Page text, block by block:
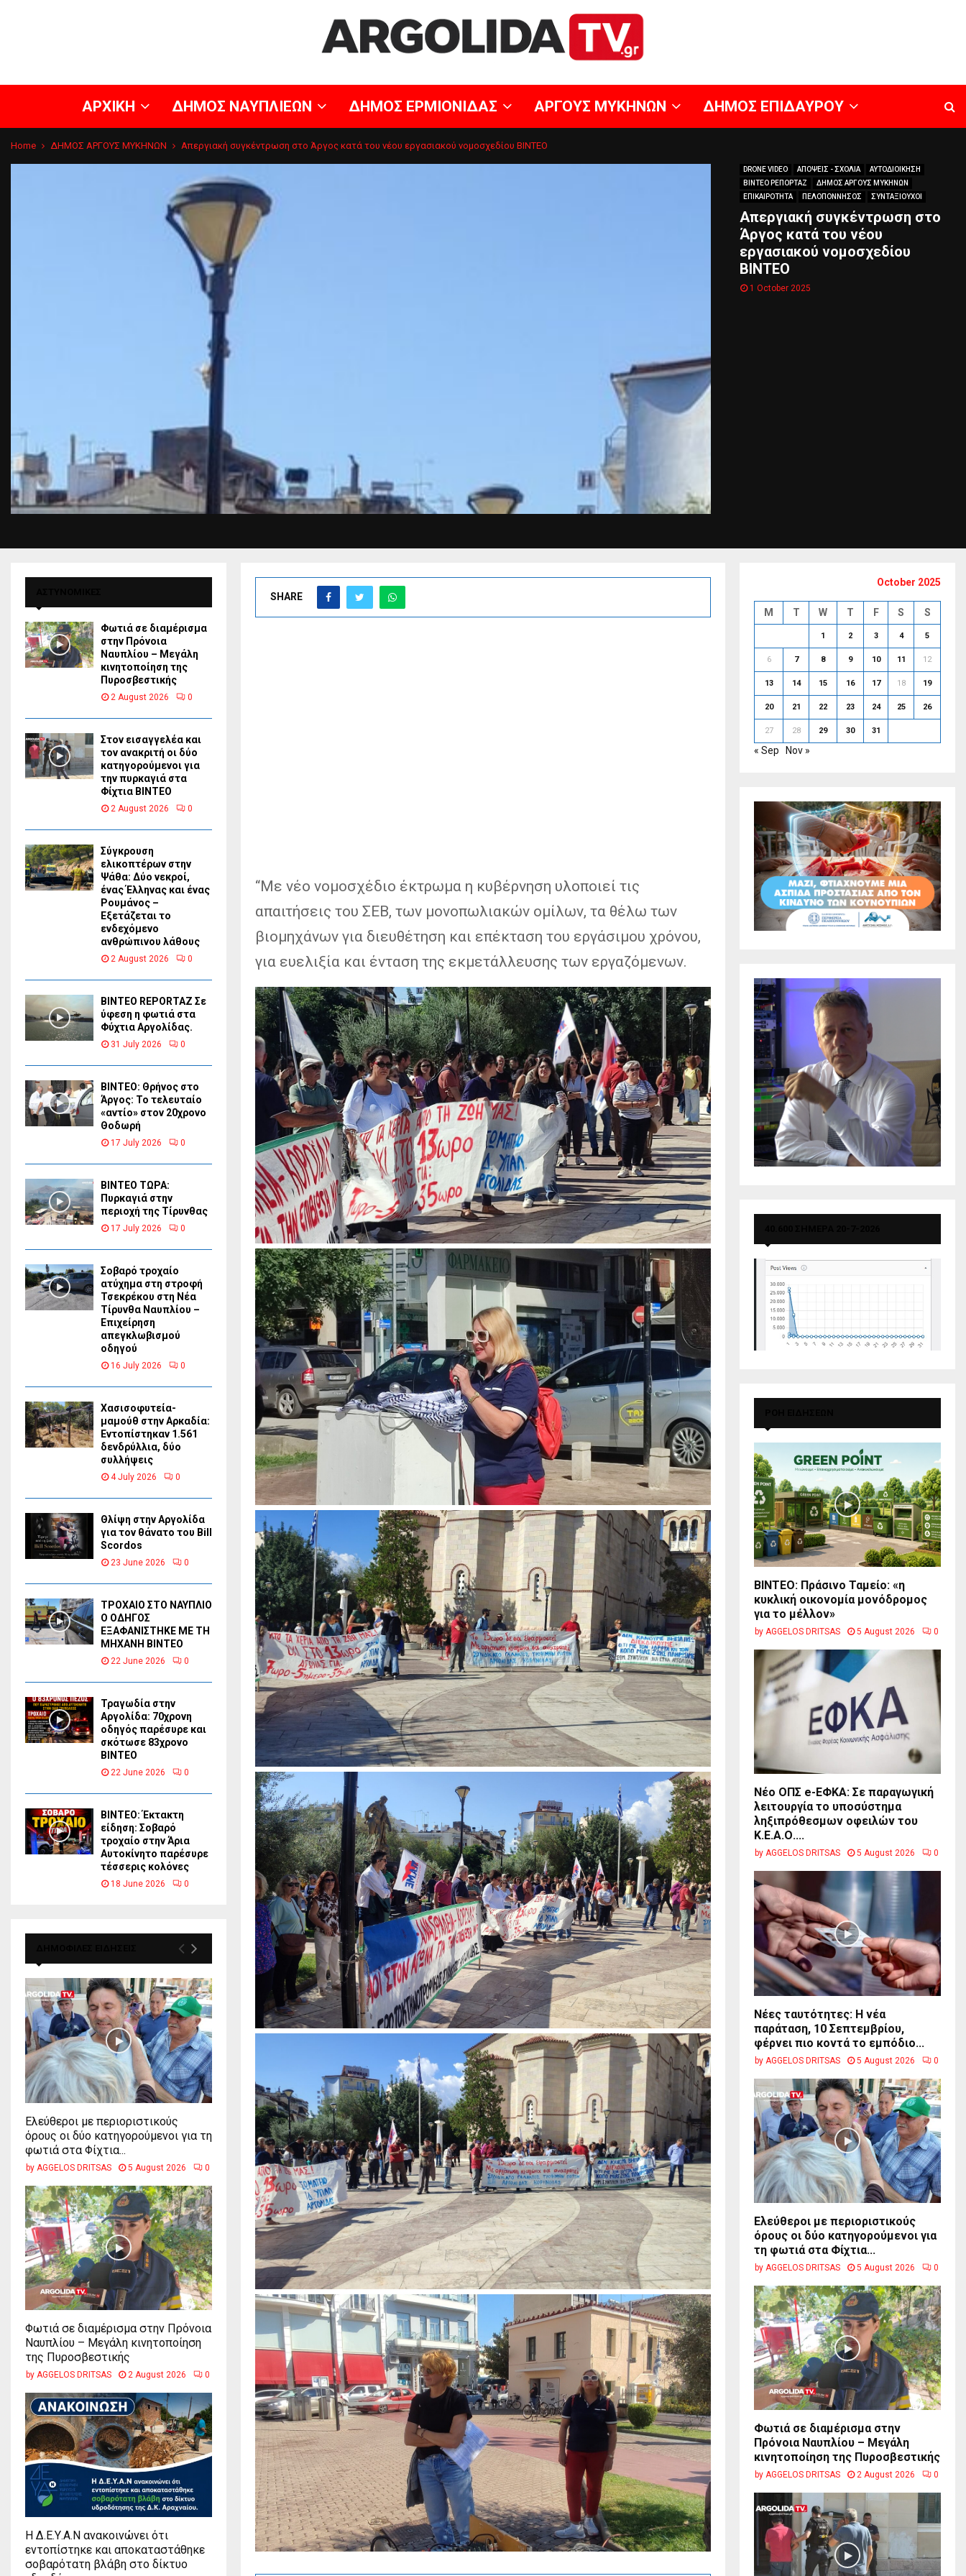
ΑΡΧΙΚΗ ΔΗΜΟΣ ΝΑΥΠΛΙΕΩΝ ΔΗΜΟΣ ΕΡΜΙΟΝΙΔΑΣ ΑΡΓΟΥΣ ΜΥΚΗΝΩΝ ΔΗΜΟΣ ΕΠΙΔΑΥΡΟΥ
Home ΔΗΜΟΣ ΑΡΓΟΥΣ ΜΥΚΗΝΩΝ Απεργιακή συγκέντρωση στο Άργος κατά του νέου εργασιακού νομοσχεδίου ΒΙΝΤΕΟ
DRONE VIDEO ΑΠΟΨΕΙΣ - ΣΧΟΛΙΑ
ΑΥΤΟΔΙΟΙΚΗΣΗ
ΒΙΝΤΕΟ ΡΕΠΟΡΤΑΖ
ΔΗΜΟΣ ΑΡΓΟΥΣ ΜΥΚΗΝΩΝ
ΕΠΙΚΑΙΡΟΤΗΤΑ
ΠΕΛΟΠΟΝΝΗΣΟΣ ΣΥΝΤΑΞΙΟΥΧΟΙ
Απεργιακή συγκέντρωση στο
Άργος κατά του νέου
εργασιακού νομοσχεδίου
ΒΙΝΤΕΟ
1 October 2025
SHARE
“Με νέο νομοσχέδιο έκτρωμα η κυβέρνηση υλοποιεί τις
απαιτήσεις του ΣΕΒ, των μονοπωλιακών ομίλων, τα θέλω των
βιομηχάνων για διευθέτηση και επέκταση του εργάσιμου χρόνου,
για ευελιξία και ένταση της εκμετάλλευσης των εργαζόμενων.
Φωτιά σε διαμέρισμα
στην Πρόνοια
Ναυπλίου – Μεγάλη
κινητοποίηση της
Πυροσβεστικής
2 August 2026 0
Στον εισαγγελέα και
τον ανακριτή οι δύο
κατηγορούμενοι για
την πυρκαγιά στα
Φίχτια ΒΙΝΤΕΟ
2 August 2026 0
Σύγκρουση
ελικοπτέρων στην
Ψάθα: Δύο νεκροί,
ένας Έλληνας και ένας
Ρουμάνος –
Εξετάζεται το
ενδεχόμενο
ανθρώπινου λάθους
2 August 2026 0
BINTEO REPORTAZ Σε
ύφεση η φωτιά στα
Φύχτια Αργολίδας.
31 July 2026 0
ΒΙΝΤΕΟ: Θρήνος στο
Άργος: Το τελευταίο
«αντίο» στον 20χρονο
Θοδωρή
17 July 2026 0
ΒΙΝΤΕΟ ΤΩΡΑ:
Πυρκαγιά στην
περιοχή της Τίρυνθας
17 July 2026 0
Σοβαρό τροχαίο
ατύχημα στη στροφή
Τσεκρέκου στη Νέα
Τίρυνθα Ναυπλίου –
Επιχείρηση
απεγκλωβισμού
οδηγού
16 July 2026 0
Χασισοφυτεία-
μαμούθ στην Αρκαδία:
Εντοπίστηκαν 1.561
δενδρύλλια, δύο
συλλήψεις
4 July 2026 0
Θλίψη στην Αργολίδα
για τον θάνατο του Bill
Scordos
23 June 2026 0
ΤΡΟΧΑΙΟ ΣΤΟ ΝΑΥΠΛΙΟ
Ο ΟΔΗΓΟΣ
ΕΞΑΦΑΝΙΣΤΗΚΕ ΜΕ ΤΗ
ΜΗΧΑΝΗ ΒΙΝΤΕΟ
22 June 2026 0
Τραγωδία στην
Αργολίδα: 70χρονη
οδηγός παρέσυρε και
σκότωσε 83χρονο
ΒΙΝΤΕΟ
22 June 2026 0
ΒΙΝΤΕΟ: Έκτακτη
είδηση: Σοβαρό
τροχαίο στην Άρια
Αυτοκίνητο παρέσυρε
τέσσερις κολόνες
18 June 2026 0
Ελεύθεροι με περιοριστικούς
όρους οι δύο κατηγορούμενοι για τη
φωτιά στα Φίχτια...
by AGGELOS DRITSAS 5 August 2026 0
Φωτιά σε διαμέρισμα στην Πρόνοια
Ναυπλίου – Μεγάλη κινητοποίηση
της Πυροσβεστικής
by AGGELOS DRITSAS 2 August 2026 0
Η Δ.Ε.Υ.Α.Ν ανακοινώνει ότι
εντοπίστηκε και αποκαταστάθηκε
σοβαρότατη βλάβη στο δίκτυο
October 2025
M T W T F S S
1 2 3 4 5
6 7 8 9 10 11 12
13 14 15 16 17 18 19
20 21 22 23 24 25 26
27 28 29 30 31
« Sep Nov »
BINTEO: Πράσινο Ταμείο: «η
κυκλική οικονομία μονόδρομος
για το μέλλον»
by AGGELOS DRITSAS 5 August 2026 0
Νέο ΟΠΣ e-ΕΦΚΑ: Σε παραγωγική
λειτουργία το υποσύστημα
ληξιπρόθεσμων οφειλών του
Κ.Ε.Α.Ο....
by AGGELOS DRITSAS 5 August 2026 0
Νέες ταυτότητες: Η νέα
παράταση, 10 Σεπτεμβρίου,
φέρνει πιο κοντά το εμπόδιο...
by AGGELOS DRITSAS 5 August 2026 0
Ελεύθεροι με περιοριστικούς
όρους οι δύο κατηγορούμενοι για
τη φωτιά στα Φίχτια...
by AGGELOS DRITSAS 5 August 2026 0
Φωτιά σε διαμέρισμα στην
Πρόνοια Ναυπλίου – Μεγάλη
κινητοποίηση της Πυροσβεστικής
by AGGELOS DRITSAS 2 August 2026 0